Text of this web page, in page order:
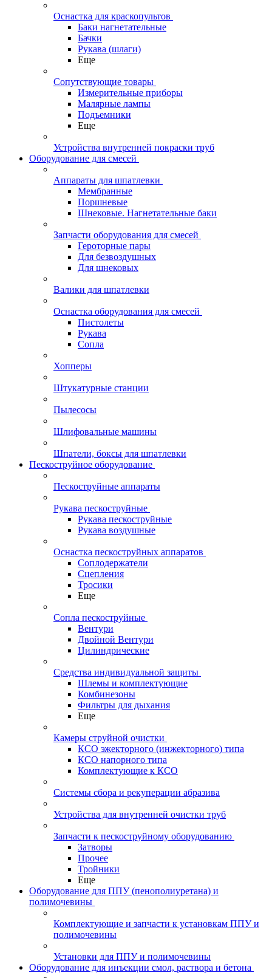
Оснастка для краскопультов
Баки нагнетательные
Бачки
Рукава (шлаги)
Еще
Сопутствующие товары
Измерительные приборы
Малярные лампы
Подъемники
Еще
Устройства внутренней покраски труб
Оборудование для смесей
Аппараты для шпатлевки
Мембранные
Поршневые
Шнековые. Нагнетательные баки
Запчасти оборудования для смесей
Героторные пары
Для безвоздушных
Для шнековых
Валики для шпатлевки
Оснастка оборудования для смесей
Пистолеты
Рукава
Сопла
Хопперы
Штукатурные станции
Пылесосы
Шлифовальные машины
Шпатели, боксы для шпатлевки
Пескоструйное оборудование
Пескоструйные аппараты
Рукава пескоструйные
Рукава пескоструйные
Рукава воздушные
Оснастка пескоструйных аппаратов
Соплодержатели
Сцепления
Тросики
Еще
Сопла пескоструйные
Вентури
Двойной Вентури
Цилиндрические
Средства индивидуальной защиты
Шлемы и комплектующие
Комбинезоны
Фильтры для дыхания
Еще
Камеры струйной очистки
КСО эжекторного (инжекторного) типа
КСО напорного типа
Комплектующие к КСО
Системы сбора и рекуперации абразива
Устройства для внутренней очистки труб
Запчасти к пескоструйному оборудованию
Затворы
Прочее
Тройники
Еще
Оборудование для ППУ (пенополиуретана) и
полимочевины
Комплектующие и запчасти к установкам ППУ и
полимочевины
Установки для ППУ и полимочевины
Оборудование для инъекции смол, раствора и бетона